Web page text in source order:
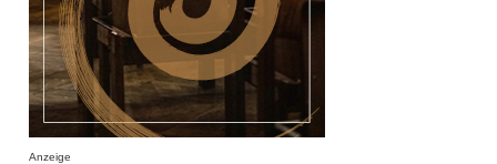
Anzeige